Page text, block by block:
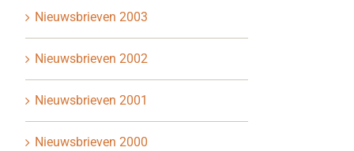
Nieuwsbrieven 2003
Nieuwsbrieven 2002
Nieuwsbrieven 2001
Nieuwsbrieven 2000